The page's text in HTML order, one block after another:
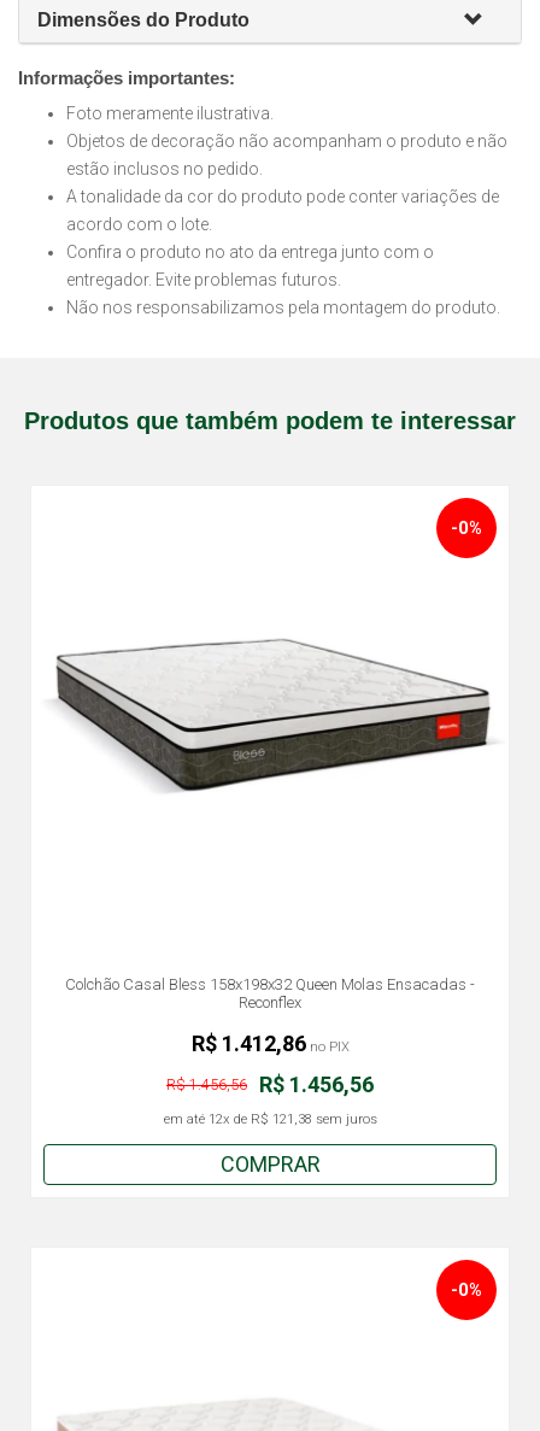
Dimensões do Produto
Informações importantes:
Foto meramente ilustrativa.
Objetos de decoração não acompanham o produto e não
estão inclusos no pedido.
A tonalidade da cor do produto pode conter variações de
acordo com o lote.
Confira o produto no ato da entrega junto com o
entregador. Evite problemas futuros.
Não nos responsabilizamos pela montagem do produto.
Produtos que também podem te interessar
Colchão Casal Bless 158x198x32 Queen Molas Ensacadas -
Reconflex
-0%
R$ 1.456,56
R$ 1.456,56
em até 12x de R$ 121,38 sem juros
R$ 1.412,86no PIX
COMPRAR
-0%